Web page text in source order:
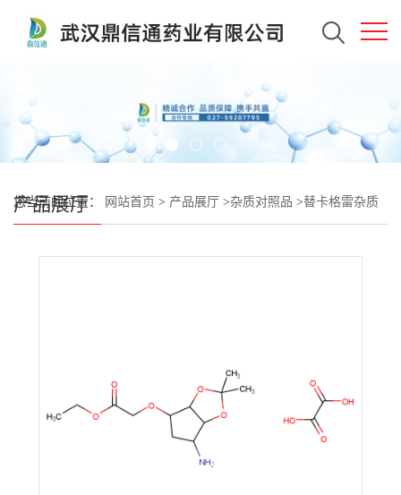
产品展厅
您当前的位置： 网站首页 > 产品展厅 >杂质对照品 >替卡格雷杂质